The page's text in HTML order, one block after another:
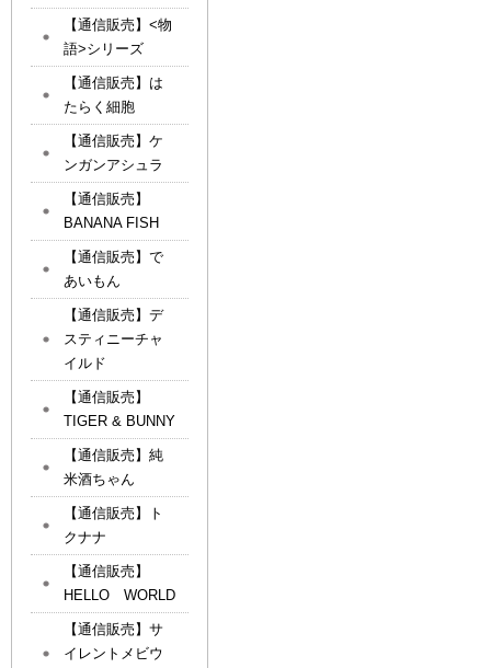
【通信販売】<物
語>シリーズ
【通信販売】は
たらく細胞
【通信販売】ケ
ンガンアシュラ
【通信販売】
BANANA FISH
【通信販売】で
あいもん
【通信販売】デ
スティニーチャ
イルド
【通信販売】
TIGER & BUNNY
【通信販売】純
米酒ちゃん
【通信販売】ト
クナナ
【通信販売】
HELLO WORLD
【通信販売】サ
イレントメビウ